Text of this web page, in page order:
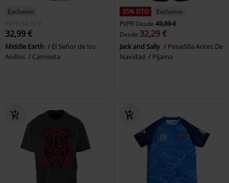
Exclusivo
PVPR 34,99 €
32,99 €
Middle Earth
El Señor de los
Anillos
Camiseta
35% DTO
Exclusivo
PVPR Desde 49,99 €
Desde 32,29 €
Jack and Sally
Pesadilla Antes De
Navidad
Pijama